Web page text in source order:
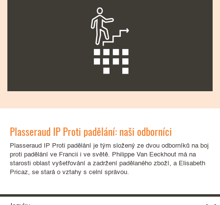
Plasseraud IP Proti padělání: naši odborníci
Plasseraud IP Proti padělání je tým složený ze dvou odborníků na boj
proti padělání ve Francii i ve světě. Philippe Van Eeckhout má na
starosti oblast vyšetřování a zadržení padělaného zboží, a Elisabeth
Pricaz, se stará o vztahy s celní správou.